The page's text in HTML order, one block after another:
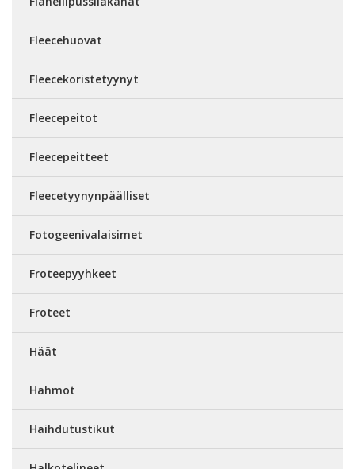
Fleecehuovat
Fleecekoristetyynyt
Fleecepeitot
Fleecepeitteet
Fleecetyynynpäälliset
Fotogeenivalaisimet
Froteepyyhkeet
Froteet
Häät
Hahmot
Haihdutustikut